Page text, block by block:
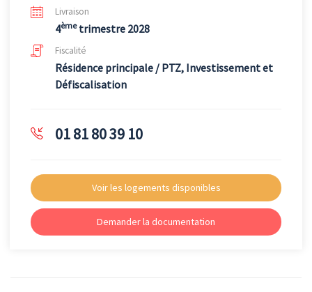
Livraison
4èmetrimestre 2028
Fiscalité
Résidence principale / PTZ, Investissement et
Défiscalisation
01 81 80 39 10
Voir les logements disponibles
Demander la documentation